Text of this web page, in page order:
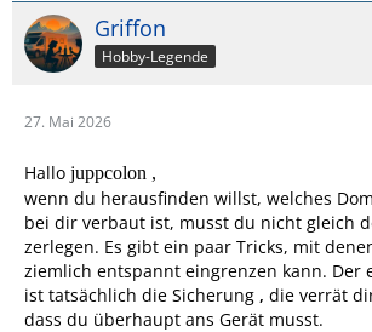
Griffon
Hobby-Legende
27. Mai 2026
Hallo juppcolon ,
wenn du herausfinden willst, welches
bei dir verbaut ist, musst du nicht gleich
zerlegen. Es gibt ein paar Tricks, mit
ziemlich entspannt eingrenzen kann. Der
ist tatsächlich die Sicherung , die verrät
dass du überhaupt ans Gerät musst.